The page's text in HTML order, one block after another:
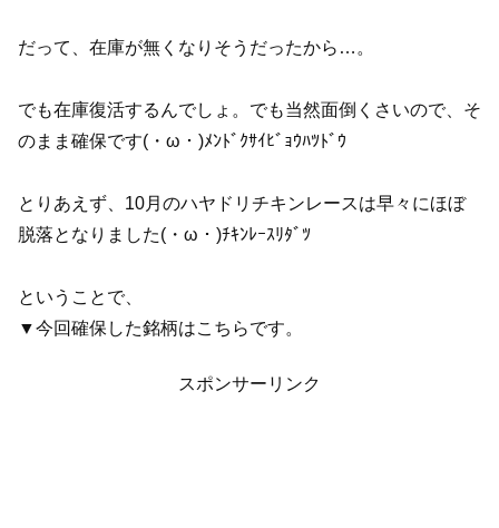
だって、在庫が無くなりそうだったから…。
でも在庫復活するんでしょ。でも当然面倒くさいので、そ
のまま確保です(・ω・)ﾒﾝﾄﾞｸｻｲﾋﾞｮｳﾊﾂﾄﾞｳ
とりあえず、10月のハヤドリチキンレースは早々にほぼ
脱落となりました(・ω・)ﾁｷﾝﾚｰｽﾘﾀﾞﾂ
ということで、
▼今回確保した銘柄はこちらです。
スポンサーリンク